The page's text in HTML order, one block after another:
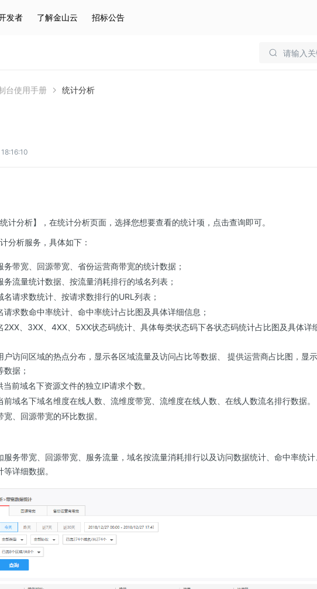
发者 了解金山云 招标公告
台使用手册 统计分析
统计分析】，在统计分析页面，选择您想要查看的统计项，点击查询即可。
分析服务，具体如下：
带宽、回源带宽、省份运营商带宽的统计数据；
流量统计数据、按流量消耗排行的域名列表；
请求数统计、按请求数排行的URL列表；
求数命中率统计、命中率统计占比图及具体详细信息；
2XX、3XX、4XX、5XX状态码统计、具体每类状态码下各状态码统计占比图及具体详
户访问区域的热点分布，显示各区域流量及访问占比等数据、 提供运营商占比图，显
据；
前域名下资源文件的独立IP请求个数。
域名下域名维度在线人数、流维度带宽、流维度在线人数、在线人数流名排行数据。
、回源带宽的环比数据。
服务带宽、回源带宽、服务流量，域名按流量消耗排行以及访问数据统计、命中率统
详细数据。